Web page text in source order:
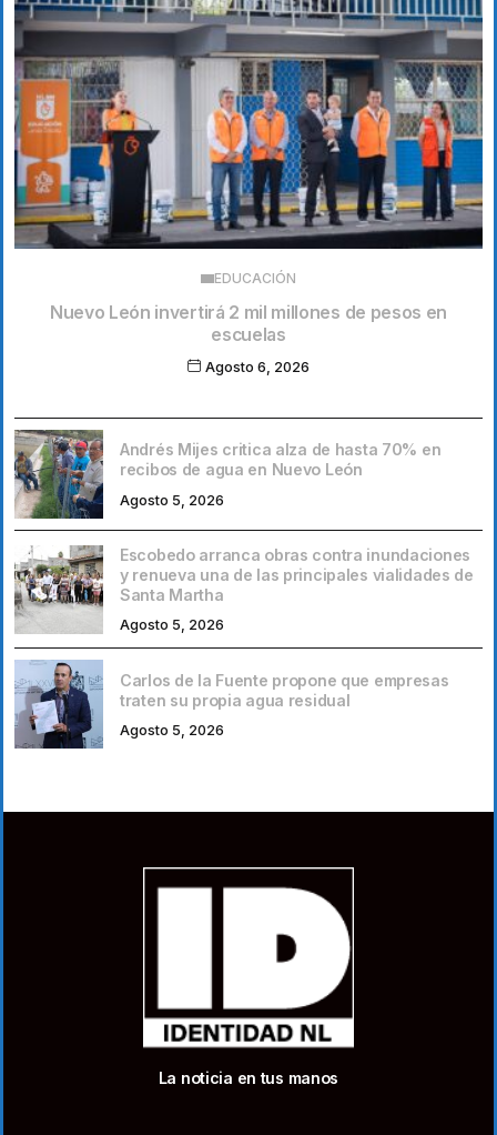
EDUCACIÓN
Nuevo León invertirá 2 mil millones de pesos en
escuelas
Agosto 6, 2026
Andrés Mijes critica alza de hasta 70% en
recibos de agua en Nuevo León
Agosto 5, 2026
Escobedo arranca obras contra inundaciones
y renueva una de las principales vialidades de
Santa Martha
Agosto 5, 2026
Carlos de la Fuente propone que empresas
traten su propia agua residual
Agosto 5, 2026
La noticia en tus manos